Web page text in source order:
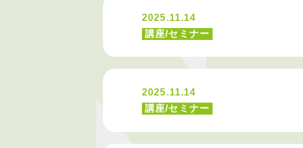
2025.11.14
講座/セミナー
2025.11.14
講座/セミナー